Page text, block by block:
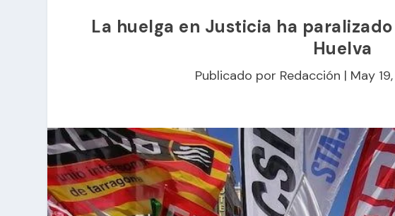
La huelga en Justicia ha
Huelva
Publicado por Redacción | May